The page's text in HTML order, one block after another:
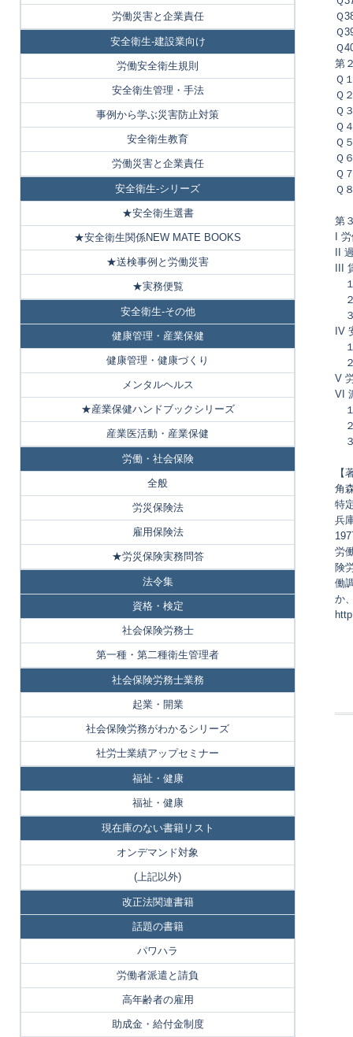
Ｑ
Ｑ
Ｑ
第
Ｑ
Ｑ
Ｑ
Ｑ
Ｑ
Ｑ
Ｑ
Ｑ
第
I
II
III
IV
V
VI
【
角
特
兵
労
険
働
か
労働災害と企業責任
安全衛生-建設業向け
労働安全衛生規則
安全衛生管理・手法
事例から学ぶ災害防止対策
安全衛生教育
労働災害と企業責任
安全衛生-シリーズ
★安全衛生選書
★安全衛生関係NEW MATE BOOKS
★送検事例と労働災害
★実務便覧
安全衛生-その他
健康管理・産業保健
健康管理・健康づくり
メンタルヘルス
★産業保健ハンドブックシリーズ
産業医活動・産業保健
労働・社会保険
全般
労災保険法
雇用保険法
★労災保険実務問答
法令集
資格・検定
社会保険労務士
第一種・第二種衛生管理者
社会保険労務士業務
起業・開業
社会保険労務がわかるシリーズ
社労士業績アップセミナー
福祉・健康
福祉・健康
現在庫のない書籍リスト
オンデマンド対象
(上記以外)
改正法関連書籍
話題の書籍
パワハラ
労働者派遣と請負
高年齢者の雇用
助成金・給付金制度